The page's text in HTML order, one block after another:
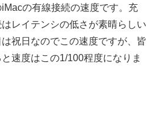
の有線接続の速度です。充
レイテンシの低さが素晴らしい
祝日なのでこの速度ですが、皆
速度はこの1/100程度になりま